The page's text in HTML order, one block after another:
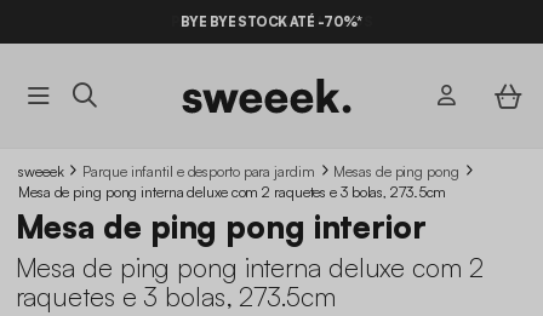
BYE BYE STOCK ATÉ -70%*
sweeek Parque infantil e desporto para jardim
Mesas de ping pong
Mesa de ping pong interna deluxe com 2 raquetes e 3 bolas, 273.5cm
Mesa de ping pong interior
Mesa de ping pong interna deluxe com 2
raquetes e 3 bolas, 273.5cm